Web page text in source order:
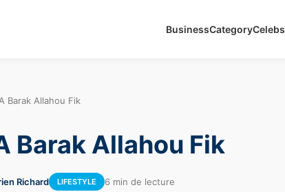
BusinessCategoryCelebs
Barak Allahou Fik
Barak Allahou Fik
Richard LIFESTYLE 6 min de lecture